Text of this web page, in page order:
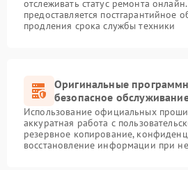
отслеживать статус ремонта
предоставляется постгарантийное
продления срока службы техники
Оригинальные
безопасное
Использование официальных
аккуратная работа с
резервное копирование,
восстановление информации при